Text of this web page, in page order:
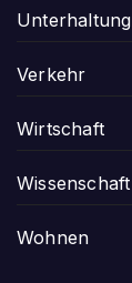
Unterhaltung
Verkehr
Wirtschaft
Wissenschaft
Wohnen